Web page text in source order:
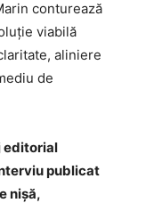
conturează
viabilă
aliniere
de
editorial
publicat
nișă,